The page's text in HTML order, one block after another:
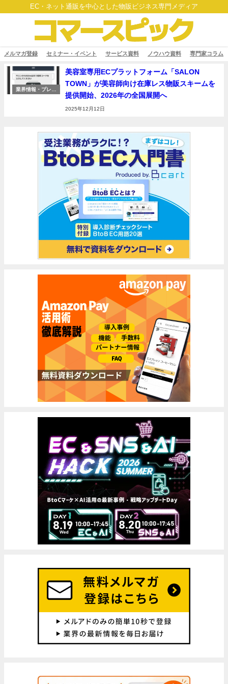
EC・ネット通販を中心とした物販ビジネス専門メディア
メルマガ登録 セミナー・イベント サービス資料 ノウハウ資料 専門家コラム
業界情報・プレス
美容室専用ECプラットフォーム「SALON
TOWN」が美容師向け在庫レス物販スキームを
提供開始、2026年の全国展開へ
2025年12月12日